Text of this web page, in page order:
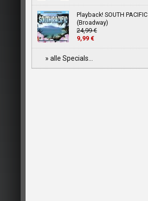
Playback! SOUTH PACIFIC
(Broadway)
24,99 €
9,99 €
» alle Specials...